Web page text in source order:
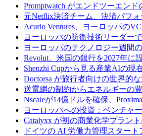
Promptwatch がエンドツーエン
元Netflix決済チーム、決済パフ
Acurio Ventures、ヨーロッパの
ヨーロッパの防衛技術リーダー
ヨーロッパのテクノロジー週間
Revolut、米国の銀行を2027年に
Shenzhi Cupから見る産業AIの
Doctorsa が旅行者向けの世界的
送電網の制約からエネルギーの
Nscaleが14億ドルを確保、
ヨーロッパへの投資：ベンチャ
Catalyxx が初の商業化学プラン
ドイツの AI 労働力管理スタート